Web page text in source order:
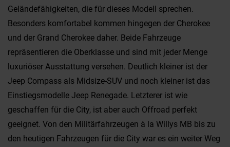
Geländefähigkeiten, die für dieses Modell sprechen.
Besonders komfortabel kommen hingegen der Cherokee
und der Grand Cherokee daher. Beide Fahrzeuge
repräsentieren die Oberklasse und sind mit jeder Menge
luxuriöser Ausstattung versehen. Deutlich kleiner ist der
Jeep Compass als Midsize-SUV und noch kleiner ist das
Einstiegsmodelle Jeep Renegade. Letzterer ist wie
geschaffen für die City, ist aber auch Offroad perfekt
geeignet. Von den Militärfahrzeugen à la Willys MB bis zu
den heutigen Fahrzeugen für die City war es ein weiter Weg